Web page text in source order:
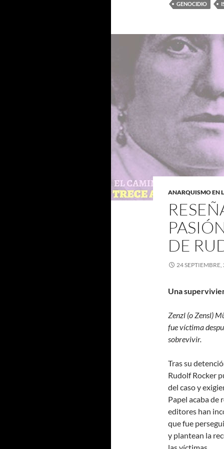
GENOCIDIO
ANARQUISMO EN
DE
24
Una
Zenzl (o Zensl)
fue víctima
sobrevivir.
Tras su
Rudolf Rocker
del caso y
Papel acaba de
editores han
que fue
y plantean la